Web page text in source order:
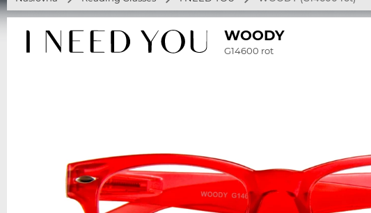
WOODY
G14600 rot